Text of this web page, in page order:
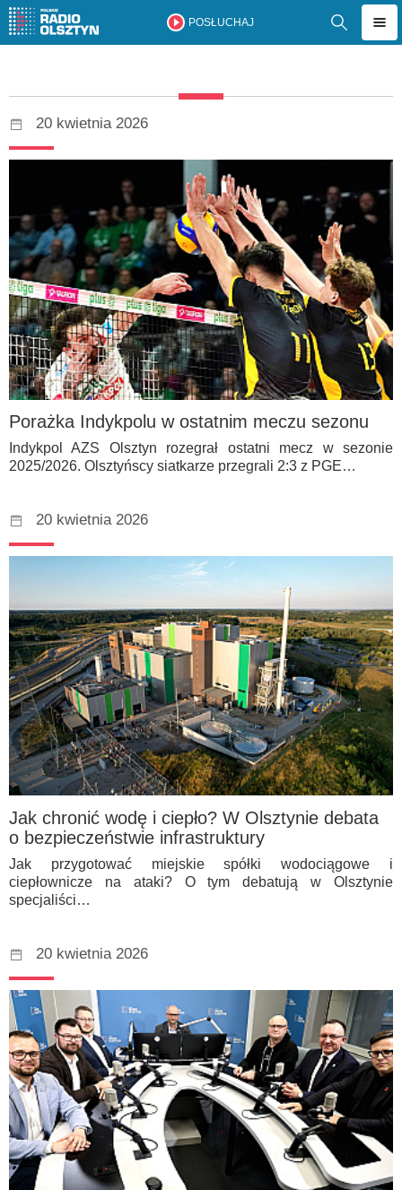
POSŁUCHAJ
20 kwietnia 2026
Porażka Indykpolu w ostatnim meczu sezonu
Indykpol AZS Olsztyn rozegrał ostatni mecz w sezonie
2025/2026. Olsztyńscy siatkarze przegrali 2:3 z PGE…
20 kwietnia 2026
Jak chronić wodę i ciepło? W Olsztynie debata
o bezpieczeństwie infrastruktury
Jak przygotować miejskie spółki wodociągowe i
ciepłownicze na ataki? O tym debatują w Olsztynie
specjaliści…
20 kwietnia 2026